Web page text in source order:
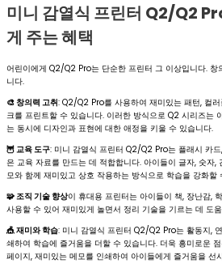
미니 감열식 프린터 Q2/Q2
게 주는 혜택
어린이에게 Q2/Q2 Pro는 단순한 프린터 그 이상입니다. 창
니다.
🎨 창의력 고취: Q2/Q2 Pro를 사용하여 재미있는 패턴, 컬
크를 프린트할 수 있습니다. 이러한 방식으로 Q2 시리즈는
는 동시에 디자인과 표현에 대한 애정을 키울 수 있습니다.
🦉 교육 도구: 미니 감열식 프린터 Q2/Q2 Pro는 플래시 카
은 교육 자료를 만드는 데 적합합니다. 아이들이 글자, 숫자,
모와 함께 재미있고 상호 작용하는 방식으로 학습을 강화할
🧩 조직 기술 향상이 휴대용 프린터는 아이들이 책, 장난감,
사용할 수 있어 재미있게 놀면서 정리 기술을 기르는 데 도
🎪 재미와 학습: 미니 감열식 프린터 Q2/Q2 Pro는 활동지,
쇄하여 학습에 즐거움을 더할 수 있습니다. 더욱 흥미로운
페이지, 재미있는 메모를 인쇄하여 아이들에게 즐거움을 선